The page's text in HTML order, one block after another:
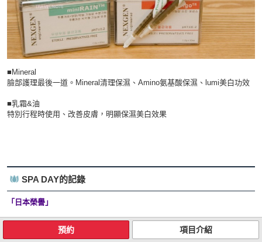
預約 項目介紹
■Mineral
臉部護理最後一道。Mineral清理保濕、Amino氨基酸保濕、lumi美白功效
■乳霜&油
特別行程時使用、改善皮膚，明顯保濕美白效果
SPA DAY的記錄
「日本榮譽」
1999年 日本・東京TBC｢Korea's Spots : Spa｣
2000年 日本・九州KBC ｢Going to Korea｣